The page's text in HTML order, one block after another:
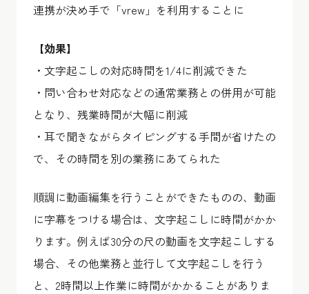
連携が決め手で「vrew」を利用することに
【効果】
・文字起こしの対応時間を1/4に削減できた
・問い合わせ対応などの通常業務との併用が可能
となり、残業時間が大幅に削減
・耳で聞きながらタイピングする手間が省けたの
で、その時間を別の業務にあてられた
順調に動画編集を行うことができたものの、動画
に字幕をつける場合は、文字起こしに時間がかか
ります。例えば30分の尺の動画を文字起こしする
場合、その他業務と並行して文字起こしを行う
と、2時間以上作業に時間がかかることがありま